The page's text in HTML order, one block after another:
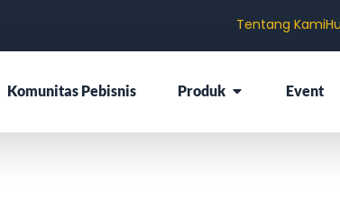
Tentang Kami
Komunitas Pebisnis Produk Event